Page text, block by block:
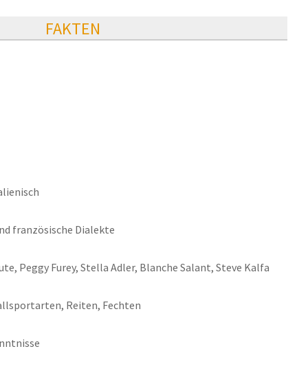
FAKTEN
französische Dialekte
Peggy Furey, Stella Adler, Blanche Salant, Steve Kalfa
Reiten, Fechten